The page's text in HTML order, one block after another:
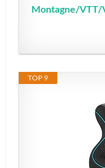
Montagne/VTT/
TOP 9